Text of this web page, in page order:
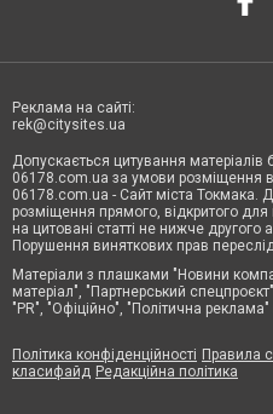
Реклама на сайті:
rek@citysites.ua
Допускається цитування
06178.com.ua за умови розміщення
06178.com.ua - Сайт міста Токмака.
розміщення прямого, відкритого
на цитовані статті не нижче другого
Порушення виняткових прав
Матеріали з плашками "Новини
матеріал", "Партнерський
"PR", "Офіційно", "Політична
Політика конфіденційності Правила
класифайд Редакційна політика